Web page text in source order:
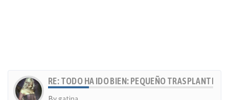
RE: TODO HA IDO BIEN: PEQUEÑO TRASPLANTE,